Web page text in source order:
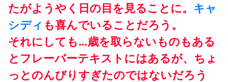
たがようやく日の目を見ることに。 キャ
シディ も喜んでいることだろう。
それにしても…歳を取らないものもある
とフレーバーテキストにはあるが、ちょ
っとのんびりすぎたのではないだろう